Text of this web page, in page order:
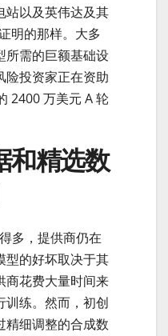
站以及英伟达及其
明的那样。大多
所需的巨额基础设
险投资家正在资助
2400 万美元 A 轮
和精选数
多，提供商仍在
型的好坏取决于其
商花费大量时间来
训练。然而，初创
精细调整的合成数